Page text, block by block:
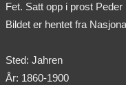
Fet. Satt opp i prost
Bildet er hentet fra
Sted: Jahren
År: 1860-1900